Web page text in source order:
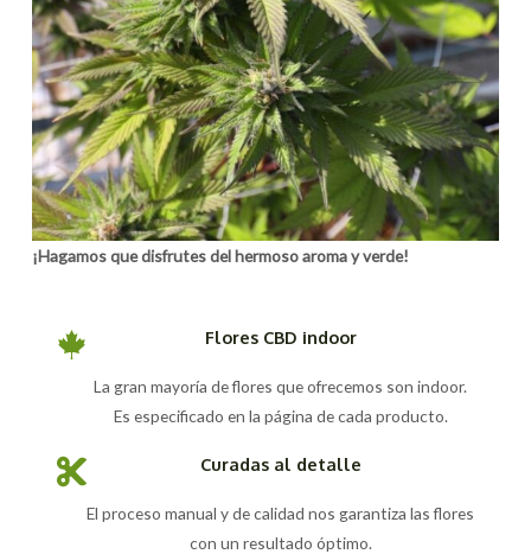
¡Hagamos que disfrutes del hermoso aroma y verde!
Flores CBD indoor
La gran mayoría de flores que ofrecemos son indoor.
Es especificado en la página de cada producto.
Curadas al detalle
El proceso manual y de calidad nos garantiza las flores
con un resultado óptimo.